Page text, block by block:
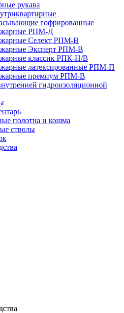
рукава
гофрированные
РПМ-Д
Селект РПМ-В
Эксперт РПМ-В
классик РПК-Н/В
латексированные РПМ-П
премиум РПМ-В
гидроизоляционной
полотна и кошма
стволы